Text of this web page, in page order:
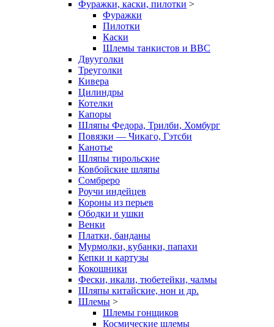
Фуражки, каски, пилотки >
Фуражки
Пилотки
Каски
Шлемы танкистов и ВВС
Двууголки
Треуголки
Кивера
Цилиндры
Котелки
Капоры
Шляпы Федора, Трилби, Хомбург
Повязки — Чикаго, Гэтсби
Канотье
Шляпы тирольские
Ковбойские шляпы
Сомбреро
Роучи индейцев
Короны из перьев
Ободки и ушки
Венки
Платки, банданы
Мурмолки, кубанки, папахи
Кепки и картузы
Кокошники
Фески, икали, тюбетейки, чалмы
Шляпы китайские, нон и др.
Шлемы >
Шлемы гонщиков
Космические шлемы